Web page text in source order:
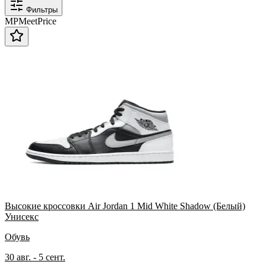
Фильтры
MPMeetPrice
Высокие кроссовки Air Jordan 1 Mid White Shadow (Белый)
Унисекс
Обувь
30 авг. - 5 сент.